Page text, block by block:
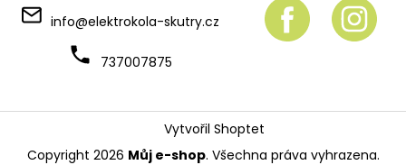
info@elektrokola-skutry.cz
737007875
Vytvořil Shoptet
Copyright 2026 Můj e-shop. Všechna práva vyhrazena.